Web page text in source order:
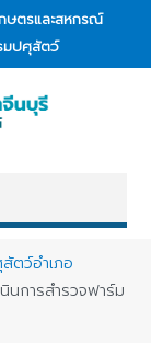
ษตรและสหกรณ์
มปศุสัตว์
ตว์อำเภอ
นการสำรวจฟาร์ม